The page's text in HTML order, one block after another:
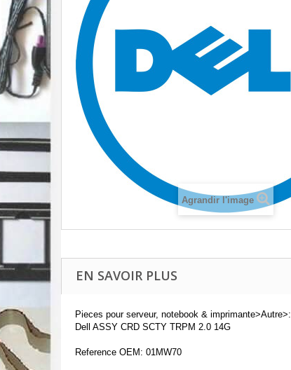
Agrandir l'image
EN SAVOIR PLUS
Pieces pour serveur, notebook & imprimante>Autre>:
Dell ASSY CRD SCTY TRPM 2.0 14G
Reference OEM: 01MW70